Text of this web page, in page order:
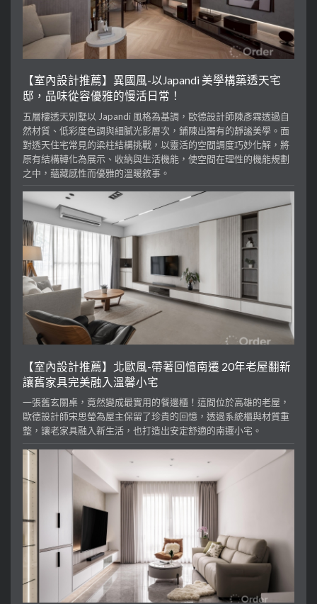
【室內設計推薦】異國風-以Japandi 美學構築透天宅
邸，品味從容優雅的慢活日常！
五層樓透天別墅以 Japandi 風格為基調，歐德設計師陳彥霖透過自
然材質、低彩度色調與細膩光影層次，鋪陳出獨有的靜謐美學。面
對透天住宅常見的梁柱結構挑戰，以靈活的空間調度巧妙化解，將
原有結構轉化為展示、收納與生活機能，使空間在理性的機能規劃
之中，蘊藏感性而優雅的溫暖敘事。
【室內設計推薦】北歐風-帶著回憶南遷 20年老屋翻新
讓舊家具完美融入溫馨小宅
一張舊玄關桌，竟然變成最實用的餐邊櫃！這間位於高雄的老屋，
歐德設計師宋思瑩為屋主保留了珍貴的回憶，透過系統櫃與材質重
整，讓老家具融入新生活，也打造出安定舒適的南遷小宅。